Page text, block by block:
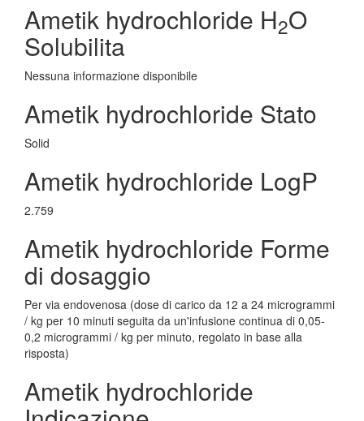
Ametik hydrochloride H2O
Solubilita
Nessuna informazione disponibile
Ametik hydrochloride Stato
Solid
Ametik hydrochloride LogP
2.759
Ametik hydrochloride Forme
di dosaggio
Per via endovenosa (dose di carico da 12 a 24 microgrammi
/ kg per 10 minuti seguita da un'infusione continua di 0,05-
0,2 microgrammi / kg per minuto, regolato in base alla
risposta)
Ametik hydrochloride